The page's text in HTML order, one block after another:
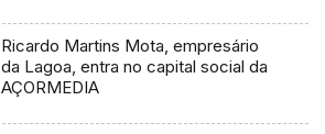
Ricardo Martins Mota, empresário
da Lagoa, entra no capital social da
AÇORMEDIA